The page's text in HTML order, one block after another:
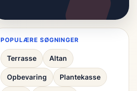
POPULÆRE SØGNINGER
Terrasse Altan
Opbevaring Plantekasse